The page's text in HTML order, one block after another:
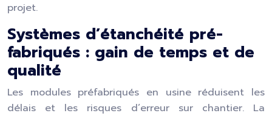
projet.
Systèmes d’étanchéité pré-
fabriqués : gain de temps et de
qualité
Les modules préfabriqués en usine réduisent les
délais et les risques d’erreur sur chantier. La